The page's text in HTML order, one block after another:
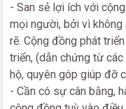
- San sẻ lợi ích với
mọi người, bởi vì
rẽ. Cộng đồng phát
triển, (dẫn chứng từ
hộ, quyên góp giúp đỡ
- Cần có sự cân bằng,